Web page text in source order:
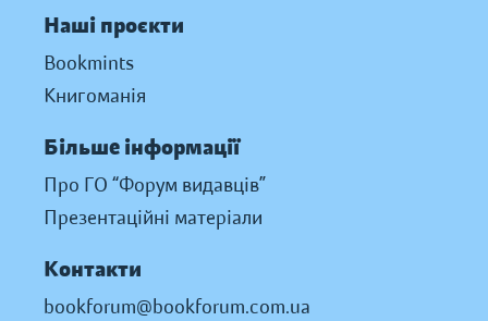
Наші проєкти
Bookmints
Книгоманія
Більше інформації
Про ГО “Форум видавців”
Презентаційні матеріали
Контакти
bookforum@bookforum.com.ua